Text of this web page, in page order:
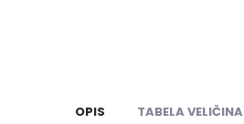
OPIS TABELA VELIČINA